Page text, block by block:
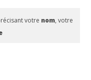
votre nom, votre